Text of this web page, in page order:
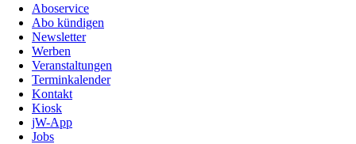
Aboservice
Abo kündigen
Newsletter
Werben
Veranstaltungen
Terminkalender
Kontakt
Kiosk
jW-App
Jobs